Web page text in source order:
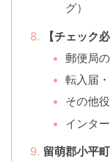
グ）
【チェック
郵便局
転入届
その他
インタ
留萌郡小平